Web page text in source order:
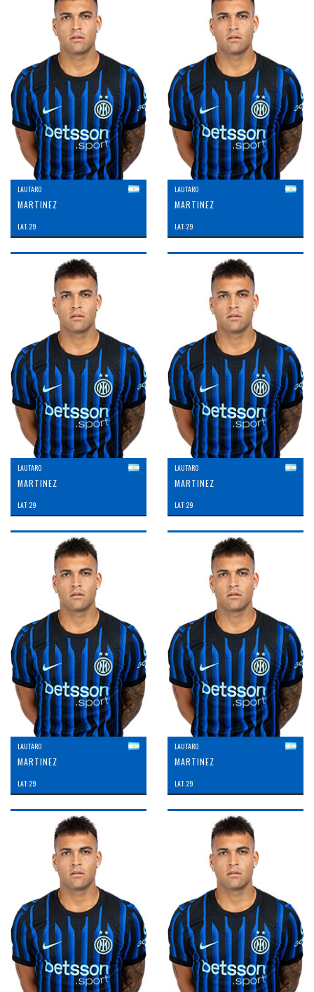
LAUTARO
MARTINEZ
LAT: 29
LAUTARO
MARTINEZ
LAT: 29
LAUTARO
MARTINEZ
LAT: 29
LAUTARO
MARTINEZ
LAT: 29
LAUTARO
MARTINEZ
LAT: 29
LAUTARO
MARTINEZ
LAT: 29